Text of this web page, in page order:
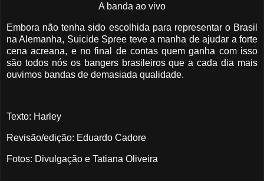
A banda ao vivo
Embora não tenha sido escolhida para representar o Brasil
na Alemanha, Suicide Spree teve a manha de ajudar a forte
cena acreana, e no final de contas quem ganha com isso
são todos nós os bangers brasileiros que a cada dia mais
ouvimos bandas de demasiada qualidade.
Texto: Harley
Revisão/edição: Eduardo Cadore
Fotos: Divulgação e Tatiana Oliveira